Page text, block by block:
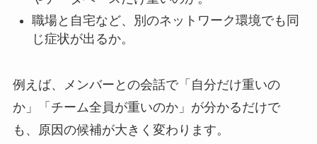
職場と自宅など、別のネットワーク環境でも同
じ症状が出るか。
例えば、メンバーとの会話で「自分だけ重いの
か」「チーム全員が重いのか」が分かるだけで
も、原因の候補が大きく変わります。